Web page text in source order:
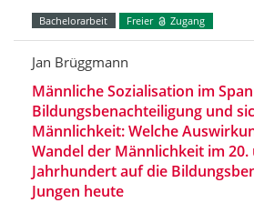
Bachelorarbeit Freier Zugang
Jan Brüggmann
Männliche Sozialisation im
Bildungsbenachteiligung und
Männlichkeit: Welche
Wandel der Männlichkeit im 20.
Jahrhundert auf die
Jungen heute